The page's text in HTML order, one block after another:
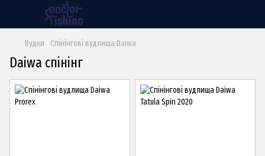
Вудки Спінінгові вудлища Daiwa
Daiwa спінінг